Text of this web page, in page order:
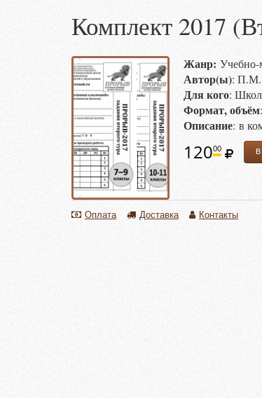
Комплект 2017
Жанр: Учебно-
Автор(ы): П.М.
Для кого:
Формат, объём
Описание: в
12000
Оплата Доставка Контакты